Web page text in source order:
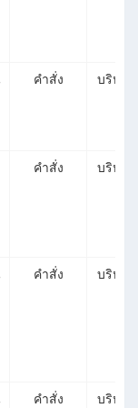
คำสั่ง บริหาร
คำสั่ง บริหาร
คำสั่ง บริหาร
คำสั่ง บริหาร